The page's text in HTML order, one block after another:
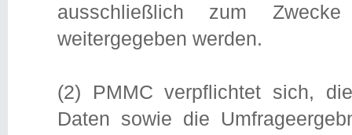
ausschließlich zum
weitergegeben werden.
(2) PMMC verpflichtet sich,
Daten sowie die